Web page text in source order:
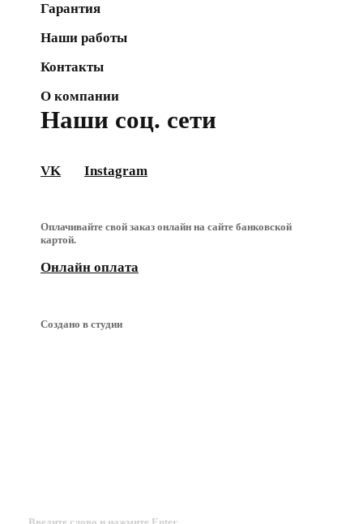
Гарантия
Наши работы
Контакты
О компании
Наши соц. сети
VK Instagram
Оплачивайте свой заказ онлайн на сайте банковской
картой.
Онлайн оплата
Создано в студии